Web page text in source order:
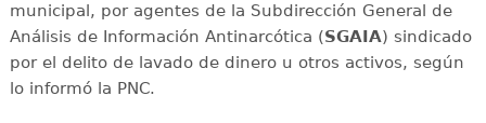
municipal, por agentes de la Subdirección General de
Análisis de Información Antinarcótica (SGAIA) sindicado
por el delito de lavado de dinero u otros activos, según
lo informó la PNC.